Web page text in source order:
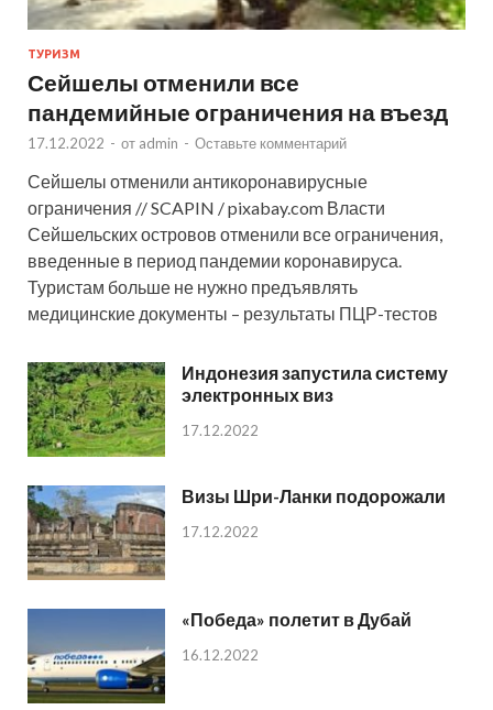
ТУРИЗМ
Сейшелы отменили все
пандемийные ограничения на въезд
17.12.2022 - от admin - Оставьте комментарий
Сейшелы отменили антикоронавирусные
ограничения // SCAPIN / pixabay.com Власти
Сейшельских островов отменили все ограничения,
введенные в период пандемии коронавируса.
Туристам больше не нужно предъявлять
медицинские документы – результаты ПЦР-тестов
Индонезия запустила систему
электронных виз
17.12.2022
Визы Шри-Ланки подорожали
17.12.2022
«Победа» полетит в Дубай
16.12.2022